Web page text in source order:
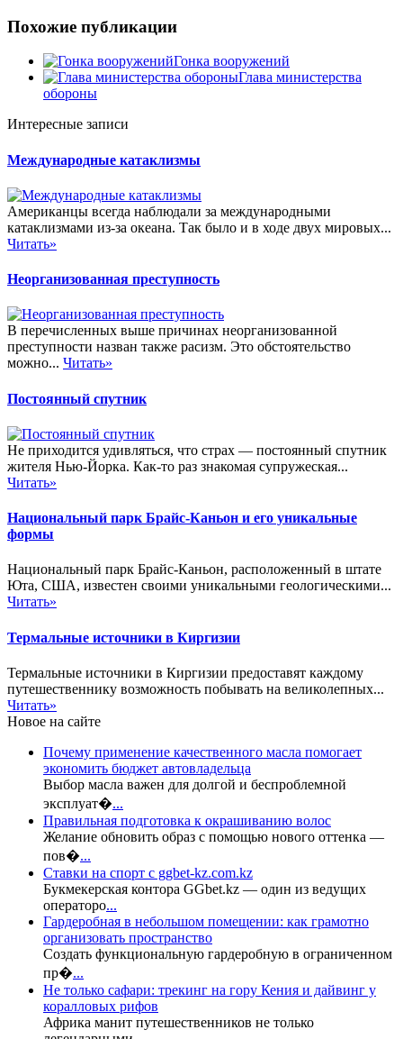
Похожие публикации
Гонка вооружений
Глава министерства
обороны
Интересные записи
Международные катаклизмы
Американцы всегда наблюдали за международными
катаклизмами из-за океана. Так было и в ходе двух мировых...
Читать»
Неорганизованная преступность
В перечисленных выше причинах неорганизованной
преступности назван также расизм. Это обстоятельство
можно... Читать»
Постоянный спутник
Не приходится удивляться, что страх — постоянный спутник
жителя Нью-Йорка. Как-то раз знакомая супружеская...
Читать»
Национальный парк Брайс-Каньон и его уникальные
формы
Национальный парк Брайс-Каньон, расположенный в штате
Юта, США, известен своими уникальными геологическими...
Читать»
Термальные источники в Киргизии
Термальные источники в Киргизии предоставят каждому
путешественнику возможность побывать на великолепных...
Читать»
Новое на сайте
Почему применение качественного масла помогает
экономить бюджет автовладельца
Выбор масла важен для долгой и беспроблемной
эксплуат�...
Правильная подготовка к окрашиванию волос
Желание обновить образ с помощью нового оттенка —
пов�...
Ставки на спорт с ggbet-kz.com.kz
Букмекерская контора GGbet.kz — один из ведущих
операторо...
Гардеробная в небольшом помещении: как грамотно
организовать пространство
Создать функциональную гардеробную в ограниченном
пр�...
Не только сафари: трекинг на гору Кения и дайвинг у
коралловых рифов
Африка манит путешественников не только